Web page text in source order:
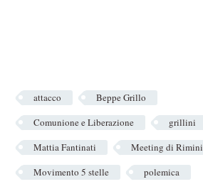
attacco
Beppe Grillo
Comunione e Liberazione
grillini
Mattia Fantinati
Meeting di Rimini
Movimento 5 stelle
polemica